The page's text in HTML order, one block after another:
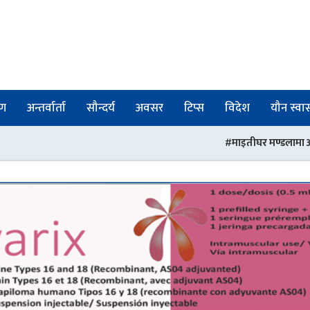
अन्तर्वार्ता सौन्दर्य अवसर टिप्स विदेश यौन
माइतीघर मण्डलामा अनसनरत डा. डिल्ली